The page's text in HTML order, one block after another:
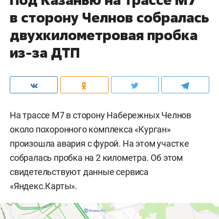
в сторону Челнов собралась
двухкилометровая пробка
из-за ДТП
На трассе М7 в сторону Набережных Челнов
около похоронного комплекса «Курган»
произошла авария с фурой. На этом участке
собралась пробка на 2 километра. Об этом
свидетельствуют данные сервиса
«Яндекс.Карты».